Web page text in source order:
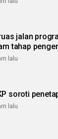
jalan
tahap
lalu
soroti
lalu